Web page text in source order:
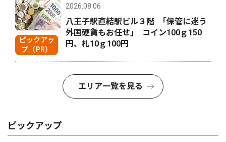
ピックアッ
プ（PR）
2026.08.06
八王子駅直結駅ビル３階 ｢保管に迷う
外国硬貨もお任せ｣ コイン100ｇ150
円、札10ｇ100円
エリア一覧を見る
ピックアップ